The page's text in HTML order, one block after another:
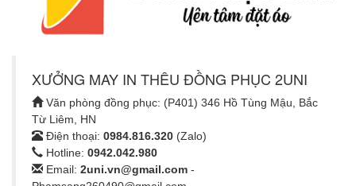
XƯỞNG MAY IN THÊU ĐỒNG PHỤC 2UNI
Văn phòng đồng phục: (P401) 346 Hồ Tùng Mậu, Bắc
Từ Liêm, HN
Điện thoại: 0984.816.320 (Zalo)
Hotline: 0942.042.980
Email: 2uni.vn@gmail.com -